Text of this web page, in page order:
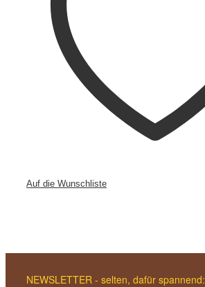
Auf die Wunschliste
NEWSLETTER - selten, dafür spannend: